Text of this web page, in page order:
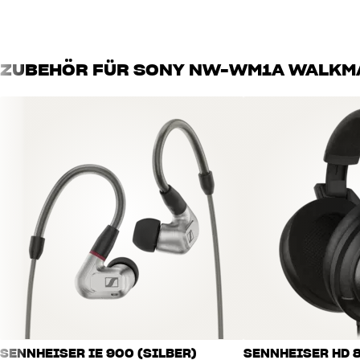
ZUBEHÖR FÜR SONY NW-WM1A
SENNHEISER IE 900 (SILBER) SENNHEISER HD